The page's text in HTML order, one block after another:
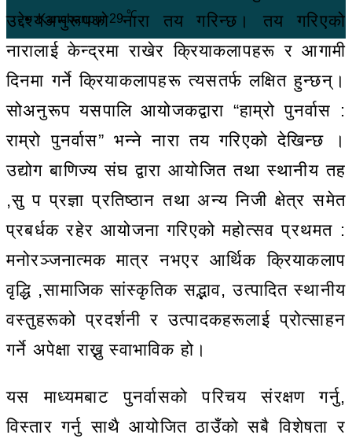
Kanchanpur 29℃
उद्देश्यअनुरूपको नारा तय गरिन्छ। तय गरिएको
नारालाई केन्द्रमा राखेर क्रियाकलापहरू र आगामी
दिनमा गर्ने क्रियाकलापहरू त्यसतर्फ लक्षित हुन्छन्।
सोअनुरूप यसपालि आयोजकद्वारा “हाम्रो पुनर्वास :
राम्रो पुनर्वास” भन्ने नारा तय गरिएको देखिन्छ ।
उद्योग बाणिज्य संघ द्वारा आयोजित तथा स्थानीय तह
,सु प प्रज्ञा प्रतिष्ठान तथा अन्य निजी क्षेत्र समेत
प्रबर्धक रहेर आयोजना गरिएको महोत्सव प्रथमत :
मनोरञ्जनात्मक मात्र नभएर आर्थिक क्रियाकलाप
वृद्धि ,सामाजिक सांस्कृतिक सद्भाव, उत्पादित स्थानीय
वस्तुहरूको प्रदर्शनी र उत्पादकहरूलाई प्रोत्साहन
गर्ने अपेक्षा राख्नु स्वाभाविक हो।
यस माध्यमबाट पुनर्वासको परिचय संरक्षण गर्नु,
विस्तार गर्नु साथै आयोजित ठाउँको सबै विशेषता र